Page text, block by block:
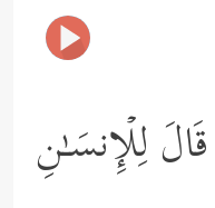
لِلۡإِنسَـٰنِ